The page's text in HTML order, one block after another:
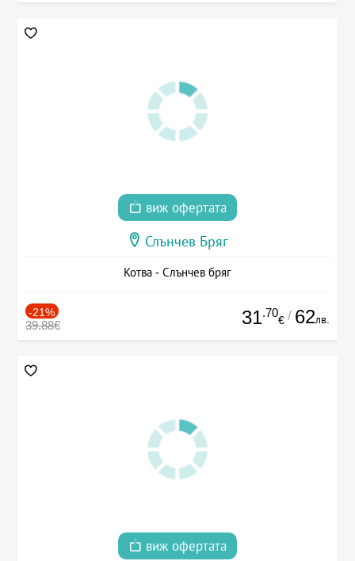
виж офертата
Слънчев Бряг
Котва - Слънчев бряг
-21%
39.88€ 31.70
€ / 62лв.
виж офертата